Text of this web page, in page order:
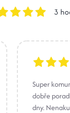
3
Super
dobře
dny.